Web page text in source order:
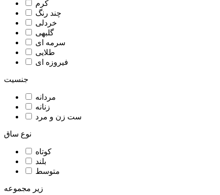
کرم
چند رنگ
خردلی
گلبهی
سرمه ای
طلایی
فیروزه ای
جنسیت
مردانه
زنانه
ست زن و مرد
نوع ساق
کوتاه
بلند
متوسط
زیر مجموعه